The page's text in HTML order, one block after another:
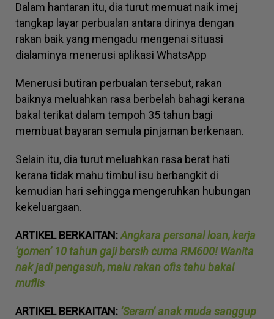
Dalam hantaran itu, dia turut memuat naik imej
tangkap layar perbualan antara dirinya dengan
rakan baik yang mengadu mengenai situasi
dialaminya menerusi aplikasi WhatsApp
Menerusi butiran perbualan tersebut, rakan
baiknya meluahkan rasa berbelah bahagi kerana
bakal terikat dalam tempoh 35 tahun bagi
membuat bayaran semula pinjaman berkenaan.
Selain itu, dia turut meluahkan rasa berat hati
kerana tidak mahu timbul isu berbangkit di
kemudian hari sehingga mengeruhkan hubungan
kekeluargaan.
ARTIKEL BERKAITAN:Angkara personal loan, kerja
‘gomen’ 10 tahun gaji bersih cuma RM600! Wanita
nak jadi pengasuh, malu rakan ofis tahu bakal
muflis
ARTIKEL BERKAITAN: ‘Seram’ anak muda sanggup